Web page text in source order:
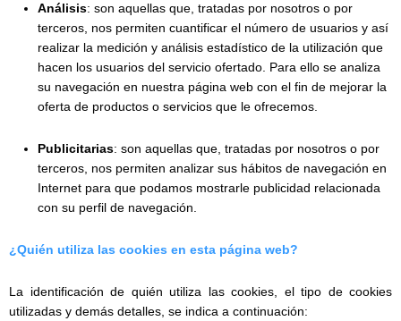
Análisis: son aquellas que, tratadas por nosotros o por
terceros, nos permiten cuantificar el número de usuarios y así
realizar la medición y análisis estadístico de la utilización que
hacen los usuarios del servicio ofertado. Para ello se analiza
su navegación en nuestra página web con el fin de mejorar la
oferta de productos o servicios que le ofrecemos.
Publicitarias: son aquellas que, tratadas por nosotros o por
terceros, nos permiten analizar sus hábitos de navegación en
Internet para que podamos mostrarle publicidad relacionada
con su perfil de navegación.
¿Quién utiliza las cookies en esta página web?
La identificación de quién utiliza las cookies, el tipo de cookies
utilizadas y demás detalles, se indica a continuación: